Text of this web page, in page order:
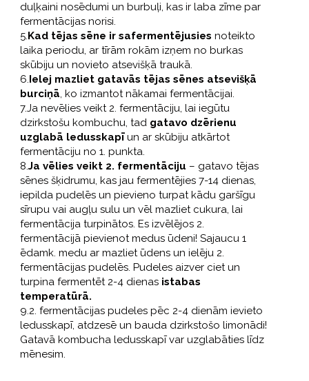
duļķaini nosēdumi un burbuļi, kas ir laba zīme par
fermentācijas norisi.
5.Kad tējas sēne ir safermentējusies noteikto
laika periodu, ar tīrām rokām izņem no burkas
skūbiju un novieto atsevišķā traukā.
6.Ielej mazliet gatavās tējas sēnes atsevišķā
burciņā, ko izmantot nākamai fermentācijai.
7.Ja nevēlies veikt 2. fermentāciju, lai iegūtu
dzirkstošu kombuchu, tad gatavo dzērienu
uzglabā ledusskapīun ar skūbiju atkārtot
fermentāciju no 1. punkta.
8.Ja vēlies veikt 2. fermentāciju – gatavo tējas
sēnes šķidrumu, kas jau fermentējies 7-14 dienas,
iepilda pudelēs un pievieno turpat kādu garšīgu
sīrupu vai augļu sulu un vēl mazliet cukura, lai
fermentācija turpinātos. Es izvēlējos 2.
fermentācijā pievienot medus ūdeni! Sajaucu 1
ēdamk. medu ar mazliet ūdens un ielēju 2.
fermentācijas pudelēs. Pudeles aizver ciet un
turpina fermentēt 2-4 dienas istabas
temperatūrā.
9.2. fermentācijas pudeles pēc 2-4 dienām ievieto
ledusskapī, atdzesē un bauda dzirkstošo limonādi!
Gatavā kombucha ledusskapī var uzglabāties līdz
mēnesim.